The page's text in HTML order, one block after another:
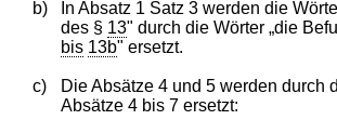
b)
In Absatz 1 Satz 3 werden die
des § 13" durch die Wörter „die
bis 13b" ersetzt.
c)
Die Absätze 4 und 5 werden durch
Absätze 4 bis 7 ersetzt: